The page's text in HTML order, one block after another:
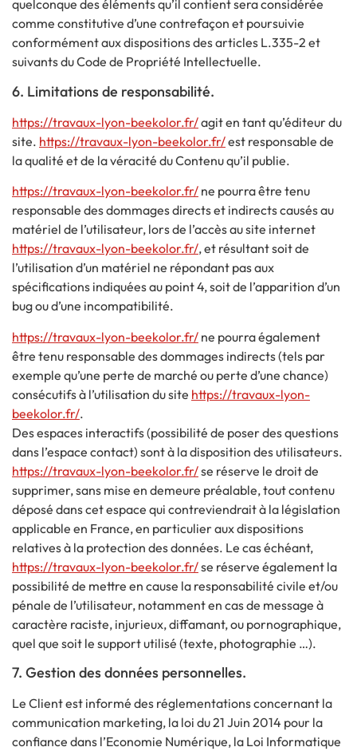
quelconque des éléments qu’il contient sera considérée
comme constitutive d’une contrefaçon et poursuivie
conformément aux dispositions des articles L.335-2 et
suivants du Code de Propriété Intellectuelle.
6. Limitations de responsabilité.
https://travaux-lyon-beekolor.fr/agit en tant qu’éditeur du
site. https://travaux-lyon-beekolor.fr/est responsable de
la qualité et de la véracité du Contenu qu’il publie.
https://travaux-lyon-beekolor.fr/ ne pourra être tenu
responsable des dommages directs et indirects causés au
matériel de l’utilisateur, lors de l’accès au site internet
https://travaux-lyon-beekolor.fr/, et résultant soit de
l’utilisation d’un matériel ne répondant pas aux
spécifications indiquées au point 4, soit de l’apparition d’un
bug ou d’une incompatibilité.
https://travaux-lyon-beekolor.fr/ ne pourra également
être tenu responsable des dommages indirects (tels par
exemple qu’une perte de marché ou perte d’une chance)
consécutifs à l’utilisation du site https://travaux-lyon-
beekolor.fr/.
Des espaces interactifs (possibilité de poser des questions
dans l’espace contact) sont à la disposition des utilisateurs.
https://travaux-lyon-beekolor.fr/se réserve le droit de
supprimer, sans mise en demeure préalable, tout contenu
déposé dans cet espace qui contreviendrait à la législation
applicable en France, en particulier aux dispositions
relatives à la protection des données. Le cas échéant,
https://travaux-lyon-beekolor.fr/se réserve également la
possibilité de mettre en cause la responsabilité civile et/ou
pénale de l’utilisateur, notamment en cas de message à
caractère raciste, injurieux, diffamant, ou pornographique,
quel que soit le support utilisé (texte, photographie …).
7. Gestion des données personnelles.
Le Client est informé des réglementations concernant la
communication marketing, la loi du 21 Juin 2014 pour la
confiance dans l’Economie Numérique, la Loi Informatique